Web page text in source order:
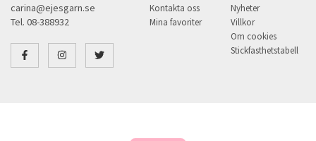
carina@ejesgarn.se
Tel. 08-388932
Kontakta oss
Mina favoriter
Nyheter
Villkor
Om cookies
Stickfasthetstabell